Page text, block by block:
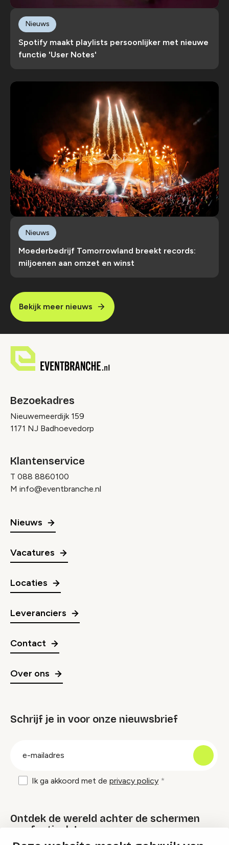
Spotify maakt playlists persoonlijker met nieuwe
functie 'User Notes'
Nieuws
Moederbedrijf Tomorrowland breekt records:
miljoenen aan omzet en winst
Nieuws
Bekijk meer nieuws
Bezoekadres
Nieuwemeerdijk 159
1171 NJ Badhoevedorp
Klantenservice
T 088 8860100
M info@eventbranche.nl
Nieuws
Vacatures
Locaties
Leveranciers
Contact
Over ons
Schrijf je in voor onze nieuwsbrief
Ik ga akkoord met de privacy policy
Ontdek de wereld achter de schermen
van festivals!